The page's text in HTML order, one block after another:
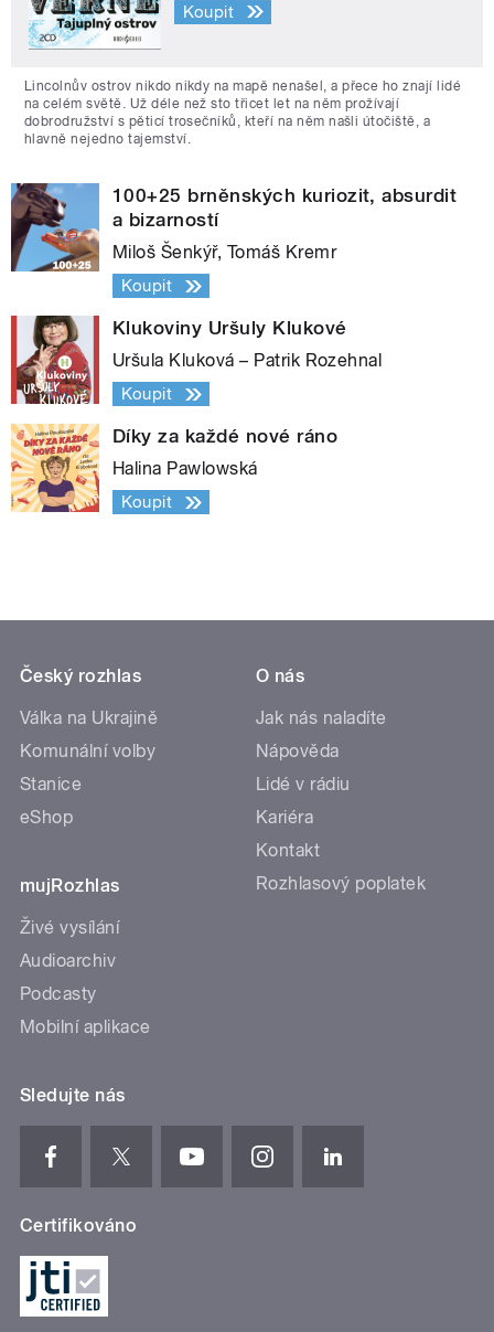
Koupit
Lincolnův ostrov nikdo nikdy na mapě nenašel, a přece ho znají lidé
na celém světě. Už déle než sto třicet let na něm prožívají
dobrodružství s pěticí trosečníků, kteří na něm našli útočiště, a
hlavně nejedno tajemství.
100+25 brněnských kuriozit, absurdit
a bizarností
Miloš Šenkýř, Tomáš Kremr
Koupit
Klukoviny Uršuly Klukové
Uršula Kluková – Patrik Rozehnal
Koupit
Díky za každé nové ráno
Halina Pawlowská
Koupit
Český rozhlas
Válka na Ukrajině
Komunální volby
Stanice
eShop
mujRozhlas
Živé vysílání
Audioarchiv
Podcasty
Mobilní aplikace
O nás
Jak nás naladíte
Nápověda
Lidé v rádiu
Kariéra
Kontakt
Rozhlasový poplatek
Sledujte nás
Certifikováno